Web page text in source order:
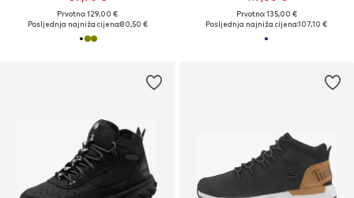
Prvotno: 129,00 €
Posljednja najniža cijena:80,50 €
Prvotno: 135,00 €
Posljednja najniža cijena:107,10 €